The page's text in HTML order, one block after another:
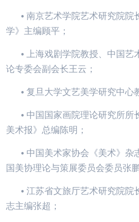
• 南京艺术学院艺术研究院院
学》主编顾平；
• 上海戏剧学院教授、中国艺
论专委会副会长王云；
• 复旦大学文艺美学研究中心
• 中国国家画院理论研究所所
美术报》总编陈明；
• 中国美术家协会《美术》杂
国美协理论与策展委员会委员张鹏
• 江苏省文旅厅艺术研究院院
志主编张超；